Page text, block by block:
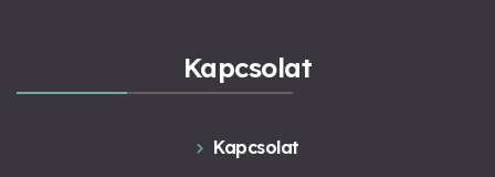
Kapcsolat
Kapcsolat